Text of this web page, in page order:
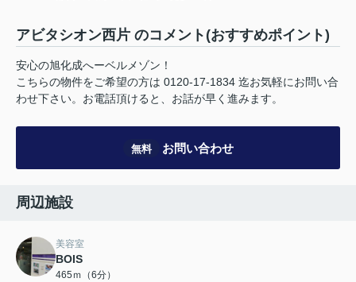
アビタシオン西片 のコメント(おすすめポイント)
安心の旭化成へーベルメゾン！
こちらの物件をご希望の方は 0120-17-1834 迄お気軽にお問い合
わせ下さい。お電話頂けると、お話が早く進みます。
無料 お問い合わせ
周辺施設
美容室
BOIS
465ｍ（6分）